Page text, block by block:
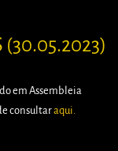
(30.05.2023)
em Assembleia
consultaraqui.